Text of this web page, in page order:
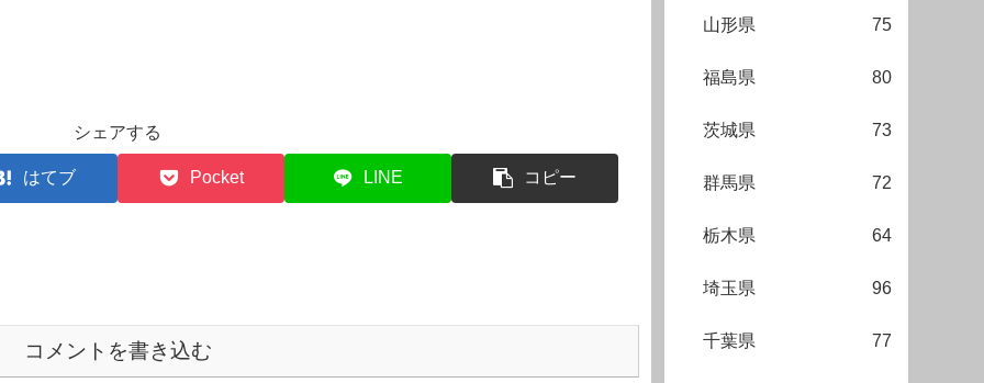
シェアする
はてブ Pocket LINE コピー
コメントを書き込む
山形県 75
福島県 80
茨城県 73
群馬県 72
栃木県 64
埼玉県 96
千葉県 77